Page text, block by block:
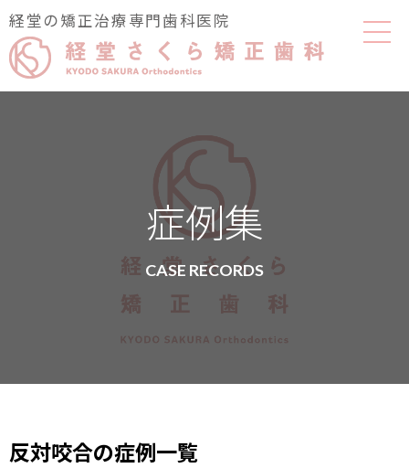
経堂の矯正治療専門歯科医院
症例集
CASE RECORDS
反対咬合の症例一覧